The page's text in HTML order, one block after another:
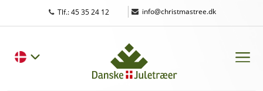
Tlf.: 45 35 24 12 | info@christmastree.dk